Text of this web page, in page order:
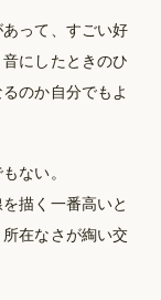
って、すごい好
にしたときのひ
のか自分でもよ
ない。
描く一番高いと
在なさが綯い交